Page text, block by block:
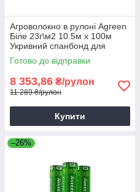
Агроволокно в рулоні Agreen
Біле 23г\м2 10.5м х 100м
Укривний спанбонд для
грядок
Готово до відправки
8 353,86 ₴/рулон
11 289 ₴/рулон
Купити
–26%